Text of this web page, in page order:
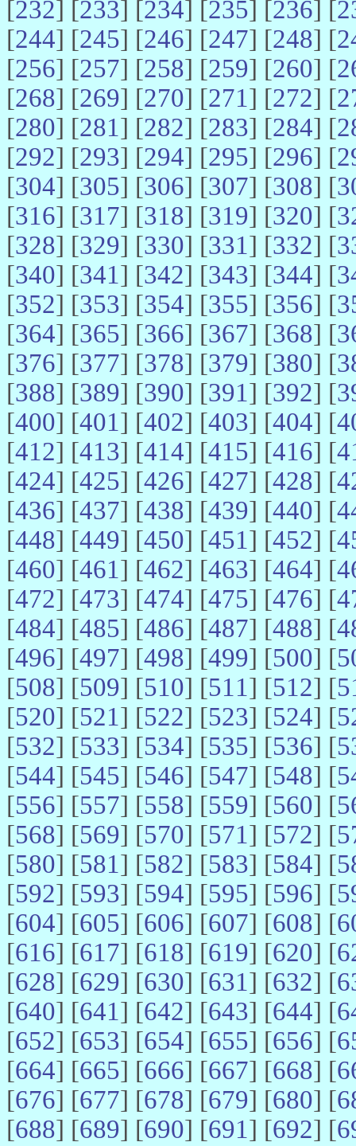
[232] [233] [234] [235] [236] [
[244] [245] [246] [247] [248] [
[256] [257] [258] [259] [260] [
[268] [269] [270] [271] [272] [
[280] [281] [282] [283] [284] [
[292] [293] [294] [295] [296] [
[304] [305] [306] [307] [308] [
[316] [317] [318] [319] [320] [
[328] [329] [330] [331] [332] [
[340] [341] [342] [343] [344] [
[352] [353] [354] [355] [356] [
[364] [365] [366] [367] [368] [
[376] [377] [378] [379] [380] [
[388] [389] [390] [391] [392] [
[400] [401] [402] [403] [404] [
[412] [413] [414] [415] [416] [
[424] [425] [426] [427] [428] [
[436] [437] [438] [439] [440] [
[448] [449] [450] [451] [452] [
[460] [461] [462] [463] [464] [
[472] [473] [474] [475] [476] [
[484] [485] [486] [487] [488] [
[496] [497] [498] [499] [500] [
[508] [509] [510] [511] [512] [
[520] [521] [522] [523] [524] [
[532] [533] [534] [535] [536] [
[544] [545] [546] [547] [548] [
[556] [557] [558] [559] [560] [
[568] [569] [570] [571] [572] [
[580] [581] [582] [583] [584] [
[592] [593] [594] [595] [596] [
[604] [605] [606] [607] [608] [
[616] [617] [618] [619] [620] [
[628] [629] [630] [631] [632] [
[640] [641] [642] [643] [644] [
[652] [653] [654] [655] [656] [
[664] [665] [666] [667] [668] [
[676] [677] [678] [679] [680] [
[688] [689] [690] [691] [692] [